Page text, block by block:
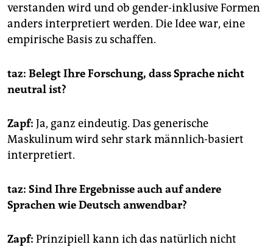
verstanden wird und ob gender-inklusive Formen
anders interpretiert werden. Die Idee war, eine
empirische Basis zu schaffen.
taz: Belegt Ihre Forschung, dass Sprache nicht
neutral ist?
Zapf: Ja, ganz eindeutig. Das generische
Maskulinum wird sehr stark männlich-basiert
interpretiert.
taz: Sind Ihre Ergebnisse auch auf andere
Sprachen wie Deutsch anwendbar?
Zapf: Prinzipiell kann ich das natürlich nicht